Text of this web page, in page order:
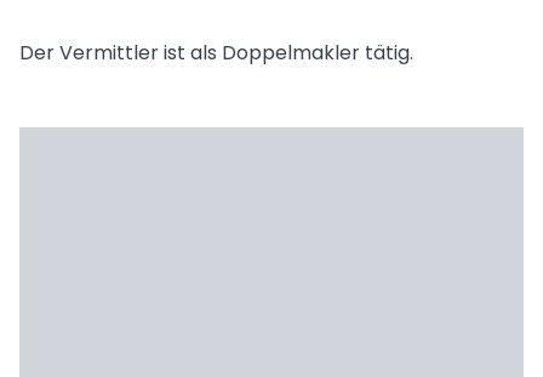
Der Vermittler ist als Doppelmakler tätig.